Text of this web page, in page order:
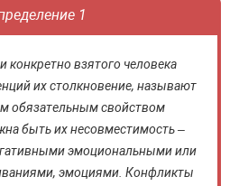
1
конкретно взятого человека
их столкновение, называют
обязательным свойством
быть их несовместимость –
эмоциональными или
эмоциями. Конфликты